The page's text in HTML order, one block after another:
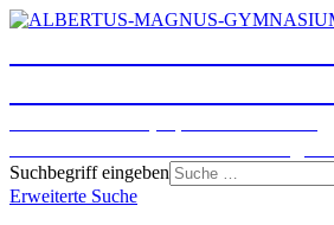
Suchbegriff eingeben
Erweiterte Suche